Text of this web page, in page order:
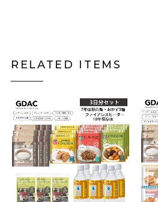
RELATED ITEMS